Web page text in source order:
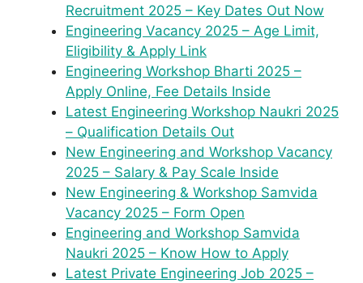
Recruitment 2025 – Key Dates Out Now
Engineering Vacancy 2025 – Age Limit,
Eligibility & Apply Link
Engineering Workshop Bharti 2025 –
Apply Online, Fee Details Inside
Latest Engineering Workshop Naukri 2025
– Qualification Details Out
New Engineering and Workshop Vacancy
2025 – Salary & Pay Scale Inside
New Engineering & Workshop Samvida
Vacancy 2025 – Form Open
Engineering and Workshop Samvida
Naukri 2025 – Know How to Apply
Latest Private Engineering Job 2025 –